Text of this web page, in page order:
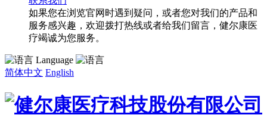
如果您在浏览官网时遇到疑问，或者您对我们的产品和
服务感兴趣，欢迎拨打热线或者给我们留言，健尔康医
疗竭诚为您服务。
Language
简体中文 English